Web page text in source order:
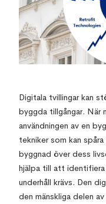
Digitala tvillingar kan
byggda tillgångar. När
användningen av en
tekniker som kan
byggnad över dess
hjälpa till att
underhåll krävs. Den
den mänskliga delen